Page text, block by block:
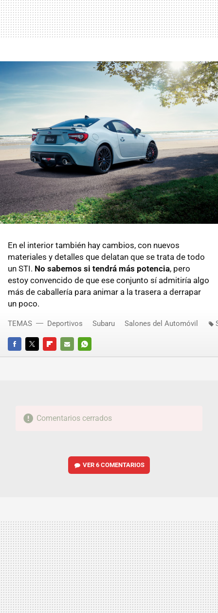
En el interior también hay cambios, con nuevos
materiales y detalles que delatan que se trata de todo
un STI. No sabemos si tendrá más potencia, pero
estoy convencido de que ese conjunto sí admitiría algo
más de caballería para animar a la trasera a derrapar
un poco.
FACEBOOKTWITTERFLIPBOARD
E-
WHATSAPP
TEMAS Deportivos Subaru Salones del Automóvil
Comentarios cerrados
VER6 COMENTARIOS